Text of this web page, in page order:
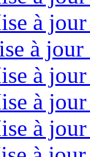
à
à jour
à
à
à